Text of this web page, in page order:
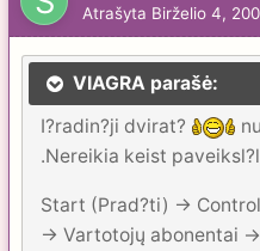
Atrašyta Birželio 4,
VIAGRA parašė:
I?radin?ji dvirat?
.Nereikia keist
Start (Prad?ti) ->
-> Vartotojų abonentai -